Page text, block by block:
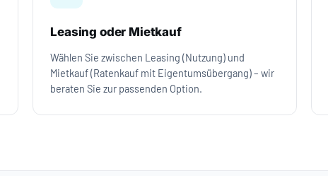
Leasing oder Mietkauf
Wählen Sie zwischen Leasing (Nutzung) und
Mietkauf (Ratenkauf mit Eigentumsübergang) – wir
beraten Sie zur passenden Option.